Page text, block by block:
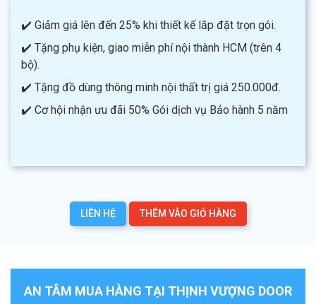
✔️ Giảm giá lên đến 25% khi thiết kế lắp đặt trọn gói.
✔️ Tặng phụ kiện, giao miễn phí nội thành HCM (trên 4
bộ).
✔️ Tặng đồ dùng thông minh nội thất trị giá 250.000đ.
✔️ Cơ hội nhận ưu đãi 50% Gói dịch vụ Bảo hành 5 năm
LIÊN HỆ THÊM VÀO GIỎ HÀNG
AN TÂM MUA HÀNG TẠI THỊNH VƯỢNG DOOR